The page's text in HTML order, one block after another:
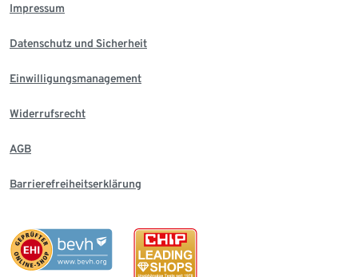
Impressum
Datenschutz und Sicherheit
Einwilligungsmanagement
Widerrufsrecht
AGB
Barrierefreiheitserklärung